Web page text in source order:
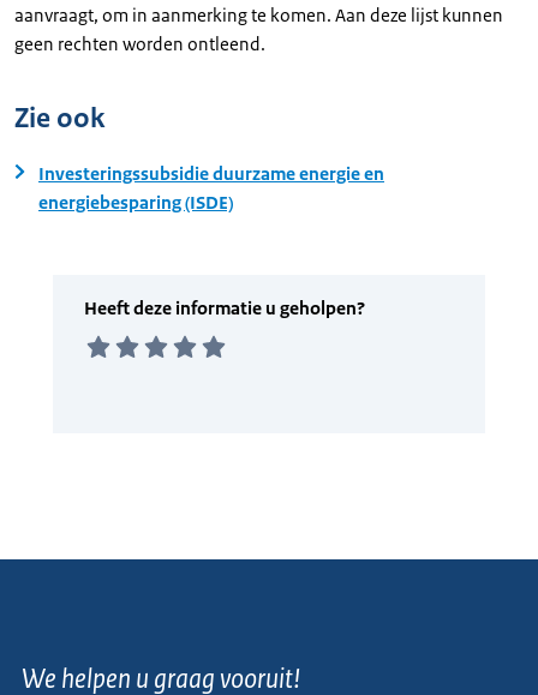
aanvraagt, om in aanmerking te komen. Aan deze lijst kunnen
geen rechten worden ontleend.
Zie ook
Investeringssubsidie duurzame energie en
energiebesparing (ISDE)
We helpen u graag vooruit!